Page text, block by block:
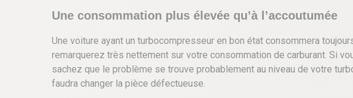
Une consommation plus élevée qu’à l’accoutumée
Une voiture ayant un turbocompresseur en bon état consommera
remarquerez très nettement sur votre consommation de carburant. Si
sachez que le problème se trouve probablement au niveau de votre
faudra changer la pièce défectueuse.